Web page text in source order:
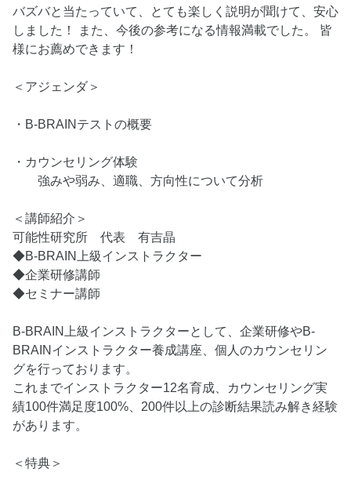
バズバと当たっていて、とても楽しく説明が聞けて、安心
しました！ また、今後の参考になる情報満載でした。 皆
様にお薦めできます！
＜アジェンダ＞
・B-BRAINテストの概要
・カウンセリング体験
強みや弱み、適職、方向性について分析
＜講師紹介＞
可能性研究所 代表 有吉晶
◆B-BRAIN上級インストラクター
◆企業研修講師
◆セミナー講師
B-BRAIN上級インストラクターとして、企業研修やB-
BRAINインストラクター養成講座、個人のカウンセリン
グを行っております。
これまでインストラクター12名育成、カウンセリング実
績100件満足度100%、200件以上の診断結果読み解き経験
があります。
＜特典＞